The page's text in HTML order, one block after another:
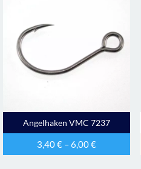
Angelhaken VMC 7237
3,40€ –6,00€